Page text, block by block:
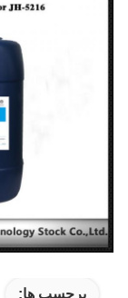
برچسب ها: